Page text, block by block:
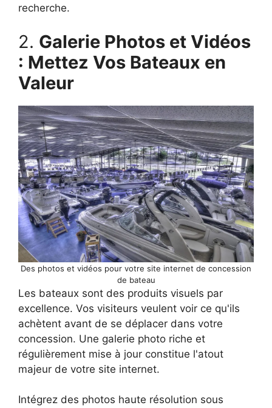
recherche.
2. Galerie Photos et Vidéos
: Mettez Vos Bateaux en
Valeur
Des photos et vidéos pour votre site internet de concession
de bateau
Les bateaux sont des produits visuels par
excellence. Vos visiteurs veulent voir ce qu'ils
achètent avant de se déplacer dans votre
concession. Une galerie photo riche et
régulièrement mise à jour constitue l'atout
majeur de votre site internet.
Intégrez des photos haute résolution sous